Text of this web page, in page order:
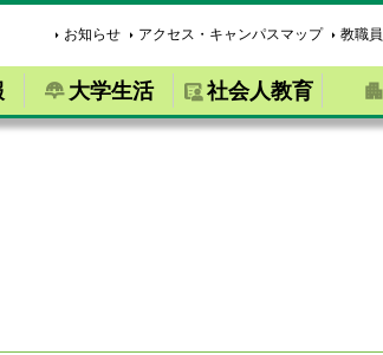
お知らせ アクセス・キャンパスマップ 教職員
大学生活 社会人教育